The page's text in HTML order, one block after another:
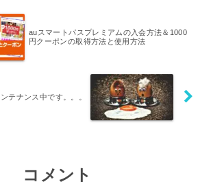
auスマートパスプレミアムの入会方法＆1000
円クーポンの取得方法と使用方法
テナンス中です。。。
コメント